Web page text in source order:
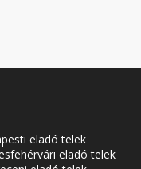
eladó telek
eladó telek